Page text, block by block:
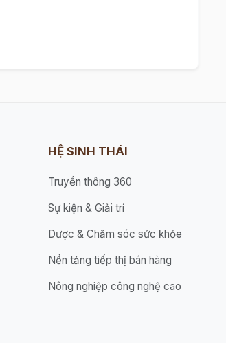
HỆ SINH THÁI
Truyền thông 360
Sự kiện & Giải trí
Dược & Chăm sóc sức khỏe
Nền tảng tiếp thị bán hàng
Nông nghiệp công nghệ cao